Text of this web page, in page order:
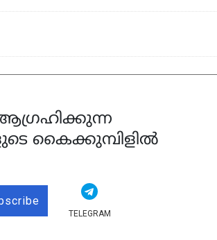
കൈക്കുമ്പിളിൽ
TELEGRAM